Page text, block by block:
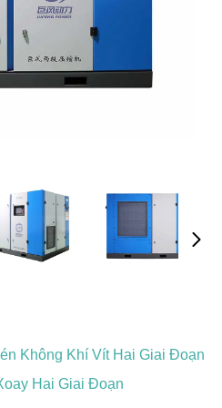
Không Khí Vít Hai Giai Đoạn
Hai Giai Đoạn